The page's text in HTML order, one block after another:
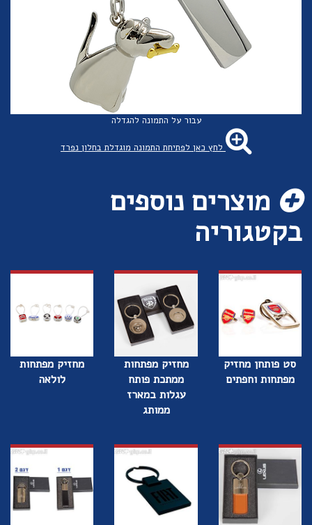
עבור על התמונה להגדלה
לחץ כאן לפתיחת התמונה מוגדלת בחלון נפרד
מוצרים נוספים
בקטגוריה
סט פותחן מחזיק
מפתחות וחפתים
מחזיק מפתחות
ממתכת פותח
עגלות במארז
ממותג
מחזיק מפתחות
לולאה